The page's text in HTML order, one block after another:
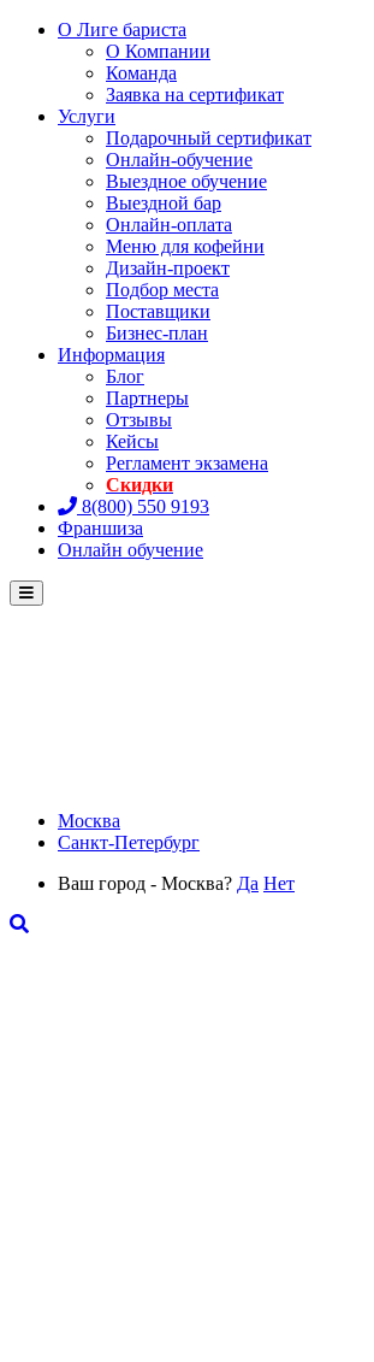
О Лиге бариста
О Компании
Команда
Заявка на сертификат
Услуги
Подарочный сертификат
Онлайн-обучение
Выездное обучение
Выездной бар
Онлайн-оплата
Меню для кофейни
Дизайн-проект
Подбор места
Поставщики
Бизнес-план
Информация
Блог
Партнеры
Отзывы
Кейсы
Регламент экзамена
Скидки
8(800) 550 9193
Франшиза
Онлайн обучение
Menu
Москва
Санкт-Петербург
Ваш город - Москва? Да Нет